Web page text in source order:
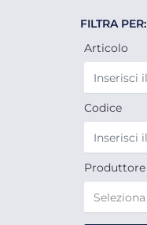
FILTRA PER:
Articolo
Codice
Produttore